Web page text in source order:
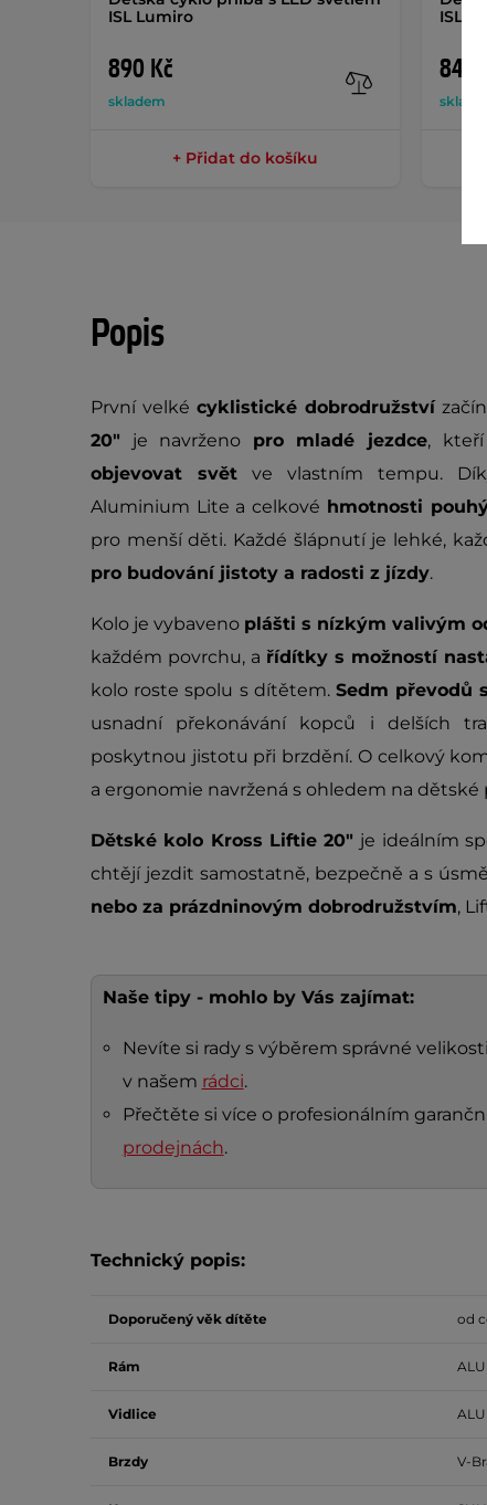
ISL Lumiro
890 Kč
skladem
+ Přidat do košíku
ISL
849 Kč
Popis
První velké cyklistické dobrodružství
20" je navrženo pro mladé jezdce, kteří
objevovat světve vlastním tempu.
Aluminium Lite a celkové hmotnosti
pro menší děti. Každé šlápnutí je lehké,
pro budování jistoty a radosti z jízdy.
Kolo je vybaveno plášti s nízkým valivým
každém povrchu, a řídítky s možností
kolo roste spolu s dítětem. Sedm převodů
usnadní překonávání kopců i delších
poskytnou jistotu při brzdění. O celkový
a ergonomie navržená s ohledem na dětské
Dětské kolo Kross Liftie 20" je ideálním
chtějí jezdit samostatně, bezpečně a s
nebo za prázdninovým dobrodružstvím,
Naše tipy - mohlo by Vás zajímat:
Nevíte si rady s výběrem správné
v našem rádci.
Přečtěte si více o profesionálním
prodejnách.
Technický popis:
Doporučený věk dítěte od
Rám
Vidlice
Brzdy V-